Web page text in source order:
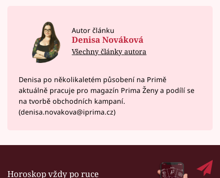
Autor článku
Denisa Nováková
Všechny články autora
Denisa po několikaletém působení na Primě
aktuálně pracuje pro magazín Prima Ženy a podílí se
na tvorbě obchodních kampaní.
(denisa.novakova@iprima.cz)
Horoskop vždy po ruce